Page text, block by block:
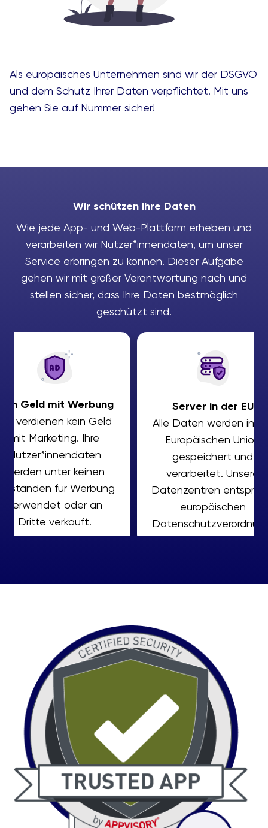
Als europäisches Unternehmen sind wir der DSGVO
und dem Schutz Ihrer Daten verpflichtet. Mit uns
gehen Sie auf Nummer sicher!
Wir schützen Ihre Daten
Wie jede App- und Web-Plattform erheben und
verarbeiten wir Nutzer*innendaten, um unser
Service erbringen zu können. Dieser Aufgabe
gehen wir mit großer Verantwortung nach und
stellen sicher, dass Ihre Daten bestmöglich
geschützt sind.
Geld mit Werbung
verdienen kein Geld
mit Marketing. Ihre
Nutzer*innendaten
werden unter keinen
für Werbung
verwendet oder an
Dritte verkauft.
Server in der EU
Alle Daten werden in
Europäischen Union
gespeichert und
verarbeitet. Unsere
Datenzentren
europäischen